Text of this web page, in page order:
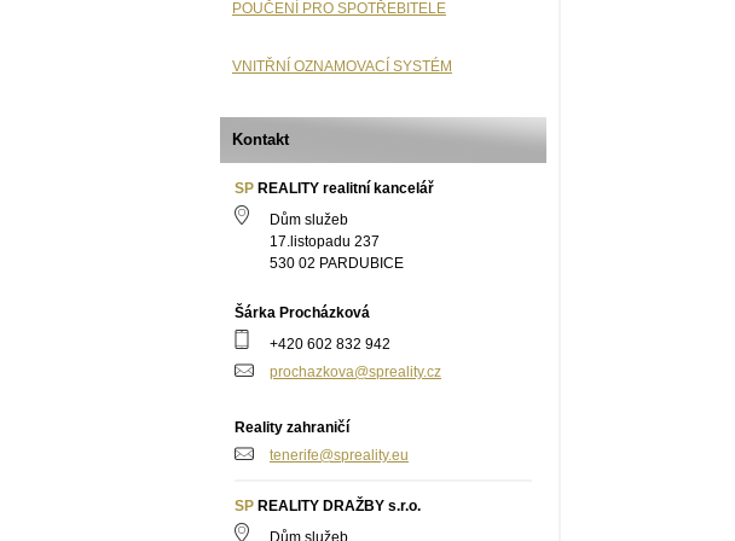
POUČENÍ PRO SPOTŘEBITELE
VNITŘNÍ OZNAMOVACÍ SYSTÉM
Kontakt
SP REALITY realitní kancelář
Dům služeb
17.listopadu 237
530 02 PARDUBICE
Šárka Procházková
+420 602 832 942
prochazkova@spreality.cz
Reality zahraničí
tenerife@spreality.eu
SP REALITY DRAŽBY s.r.o.
Dům služeb